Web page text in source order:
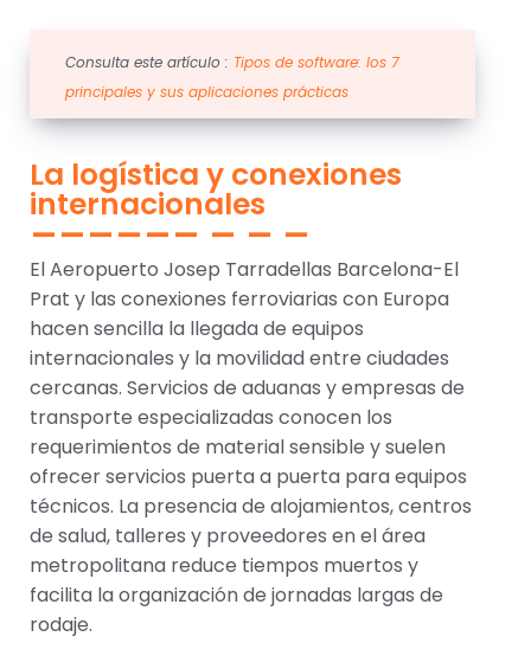
Consulta este artículo : Tipos de software: los 7
principales y sus aplicaciones prácticas
La logística y conexiones
internacionales
El Aeropuerto Josep Tarradellas Barcelona-El
Prat y las conexiones ferroviarias con Europa
hacen sencilla la llegada de equipos
internacionales y la movilidad entre ciudades
cercanas. Servicios de aduanas y empresas de
transporte especializadas conocen los
requerimientos de material sensible y suelen
ofrecer servicios puerta a puerta para equipos
técnicos. La presencia de alojamientos, centros
de salud, talleres y proveedores en el área
metropolitana reduce tiempos muertos y
facilita la organización de jornadas largas de
rodaje.